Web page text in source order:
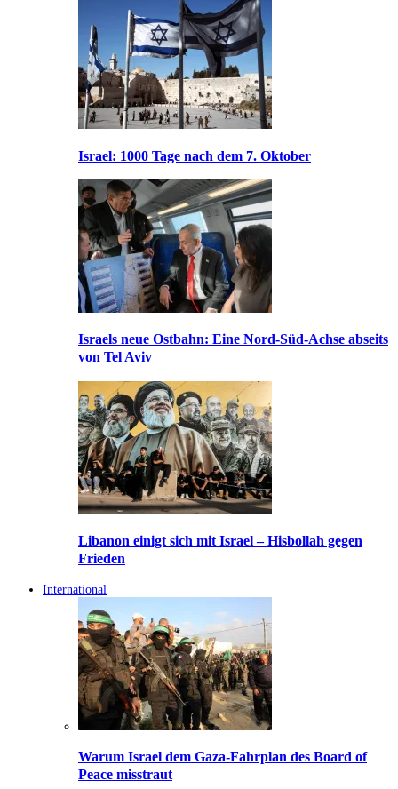
Israel: 1000 Tage nach dem 7. Oktober
Israels neue Ostbahn: Eine Nord-Süd-Achse abseits
von Tel Aviv
Libanon einigt sich mit Israel – Hisbollah gegen
Frieden
International
Warum Israel dem Gaza-Fahrplan des Board of
Peace misstraut